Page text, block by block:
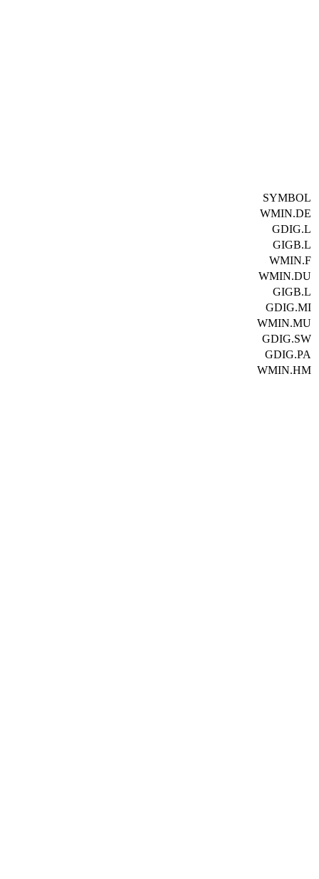
SYMBOL
WMIN.DE
GDIG.L
GIGB.L
WMIN.F
WMIN.DU
GIGB.L
GDIG.MI
WMIN.MU
GDIG.SW
GDIG.PA
WMIN.HM